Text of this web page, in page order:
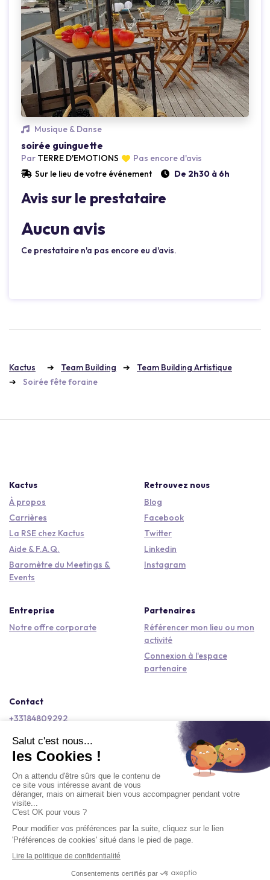
Musique & Danse
soirée guinguette
Par TERRE D'EMOTIONS
Pas encore d'avis
Sur le lieu de votre événement
De 2h30 à 6h
Avis sur le prestataire
Aucun avis
Ce prestataire n'a pas encore eu d'avis.
Kactus Team Building
Team Building Artistique
Soirée fête foraine
Kactus
À propos
Carrières
La RSE chez Kactus
Aide & F.A.Q.
Baromètre du Meetings &
Events
Retrouvez nous
Blog
Facebook
Twitter
Linkedin
Instagram
Entreprise
Notre offre corporate
Partenaires
Référencer mon lieu ou mon
activité
Connexion à l'espace
partenaire
Contact
+33184809292
Copyright © 2026 Kactus Tous droits réservés
Conditions générales d'utilisation
Mentions légales
Signaler un contenu